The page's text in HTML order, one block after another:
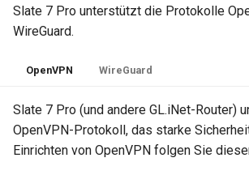
Slate 7 Pro unterstützt die Protokolle
WireGuard.
OpenVPN WireGuard
Slate 7 Pro (und andere GL.iNet-Router)
OpenVPN-Protokoll, das starke
Einrichten von OpenVPN folgen Sie